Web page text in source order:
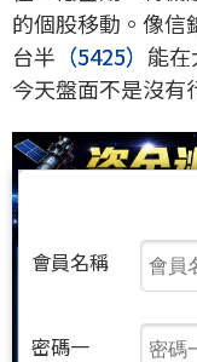
的個股移動。像信
台半 （5425） 能
今天盤面不是沒有
會員名稱
密碼一